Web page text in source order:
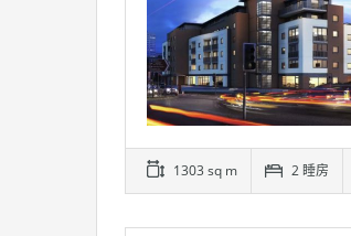
1303 sq m 2 睡房